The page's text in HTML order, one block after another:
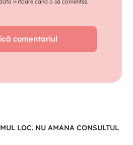
viitoare când o să comentez.
LOC. NU AMANA CONSULTUL